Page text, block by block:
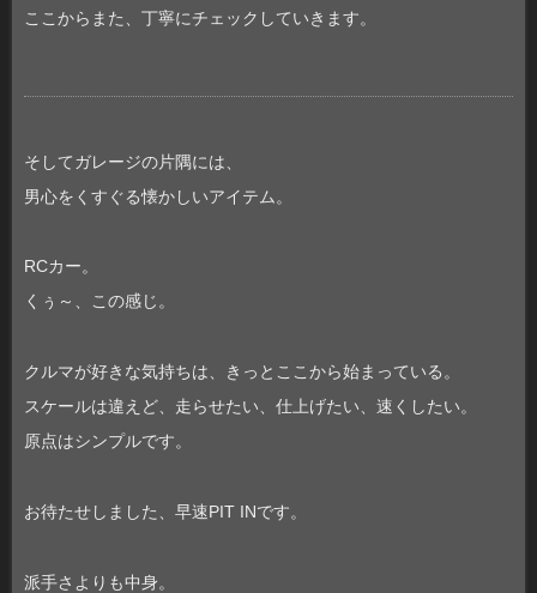
ここからまた、丁寧にチェックしていきます。
そしてガレージの片隅には、
男心をくすぐる懐かしいアイテム。
RCカー。
くぅ～、この感じ。
クルマが好きな気持ちは、きっとここから始まっている。
スケールは違えど、走らせたい、仕上げたい、速くしたい。
原点はシンプルです。
お待たせしました、早速PIT INです。
派手さよりも中身。